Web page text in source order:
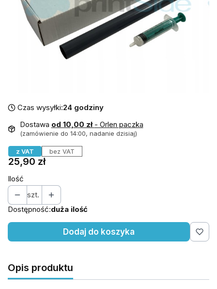
Czas wysyłki:24 godziny
Dostawa od 10,00 zł - Orlen paczka
(zamówienie do 14:00, nadanie dzisiaj)
z VAT bez VAT
Cena
25,90 zł
Ilość
szt.
Dostępność:duża ilość
Dodaj do koszyka
Opis produktu